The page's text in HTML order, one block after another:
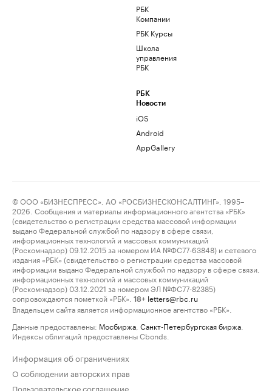
РБК
Компании
РБК Курсы
Школа
управления
РБК
РБК
Новости
iOS
Android
AppGallery
© ООО «БИЗНЕСПРЕСС», АО «РОСБИЗНЕСКОНСАЛТИНГ», 1995–
2026. Сообщения и материалы информационного агентства «РБК»
(свидетельство о регистрации средства массовой информации
выдано Федеральной службой по надзору в сфере связи,
информационных технологий и массовых коммуникаций
(Роскомнадзор) 09.12.2015 за номером ИА №ФС77-63848) и сетевого
издания «РБК» (свидетельство о регистрации средства массовой
информации выдано Федеральной службой по надзору в сфере связи,
информационных технологий и массовых коммуникаций
(Роскомнадзор) 03.12.2021 за номером ЭЛ №ФС77-82385)
сопровождаются пометкой «РБК».
18+ letters@rbc.ru
Владельцем сайта является информационное агентство «РБК».
Данные предоставлены: Мосбиржа Санкт-Петербургская биржа
Индексы облигаций предоставлены Cbonds.
Информация об ограничениях
О соблюдении авторских прав
Пользовательское соглашение